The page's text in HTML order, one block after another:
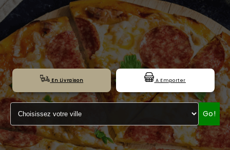
LA CARTE
VOTRE COMPTE
NOTRE RESTAURANT
VOS AVIS
MENTIONS LÉGALES
C.G.V
En Livraison A Emporter
Go!